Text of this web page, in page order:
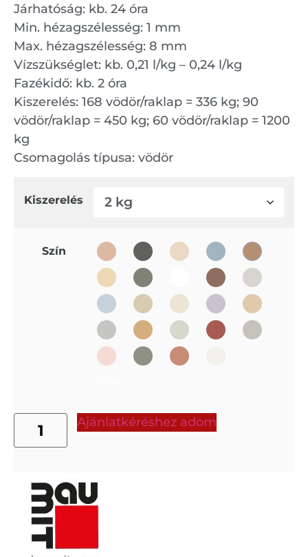
Járhatóság: kb. 24 óra
Min. hézagszélesség: 1 mm
Max. hézagszélesség: 8 mm
Vízszükséglet: kb. 0,21 l/kg – 0,24 l/kg
Fazékidő: kb. 2 óra
Kiszerelés: 168 vödör/raklap = 336 kg; 90
vödör/raklap = 450 kg; 60 vödör/raklap = 1200
kg
Csomagolás típusa: vödör
Kiszerelés
Szín
Ajánlatkéréshez adom